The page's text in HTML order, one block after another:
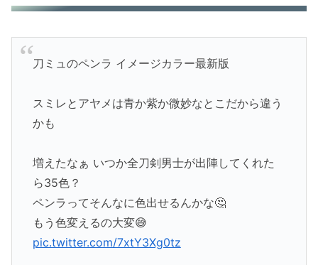
刀ミュのペンラ イメージカラー最新版
スミレとアヤメは青か紫か微妙なとこだから違う
かも
増えたなぁ いつか全刀剣男士が出陣してくれた
ら35色？
ペンラってそんなに色出せるんかな🤔
もう色変えるの大変😅
pic.twitter.com/7xtY3Xg0tz